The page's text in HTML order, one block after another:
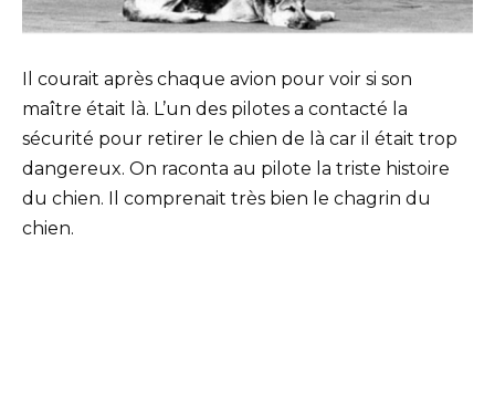
Il courait après chaque avion pour voir si son
maître était là. L’un des pilotes a contacté la
sécurité pour retirer le chien de là car il était trop
dangereux. On raconta au pilote la triste histoire
du chien. Il comprenait très bien le chagrin du
chien.